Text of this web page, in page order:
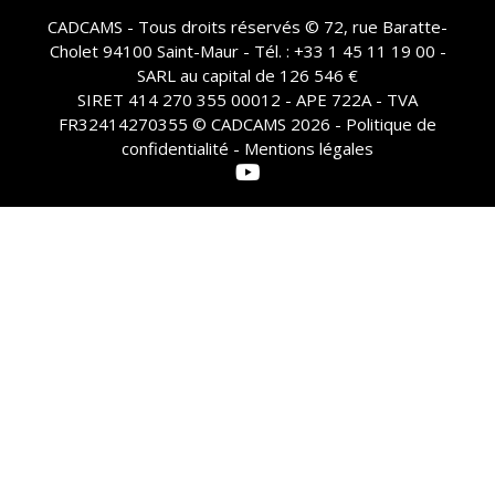
CADCAMS - Tous droits réservés © 72, rue Baratte-
Cholet 94100 Saint-Maur - Tél. : +33 1 45 11 19 00 -
SARL au capital de 126 546 €
SIRET 414 270 355 00012 - APE 722A - TVA
FR32414270355 © CADCAMS 2026 - Politique de
confidentialité - Mentions légales